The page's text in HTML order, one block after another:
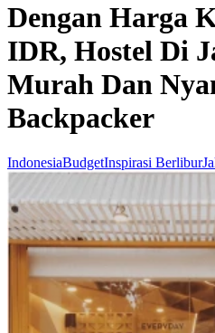
Dengan Harga
IDR, Hostel Di
Murah Dan
Backpacker
IndonesiaBudgetInspirasi Berlibur